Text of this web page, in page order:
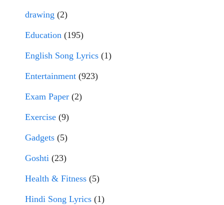
drawing (2)
Education (195)
English Song Lyrics (1)
Entertainment (923)
Exam Paper (2)
Exercise (9)
Gadgets (5)
Goshti (23)
Health & Fitness (5)
Hindi Song Lyrics (1)